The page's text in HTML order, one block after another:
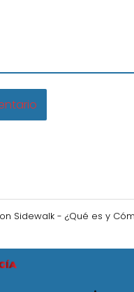
Sidewalk - ¿Qué es y